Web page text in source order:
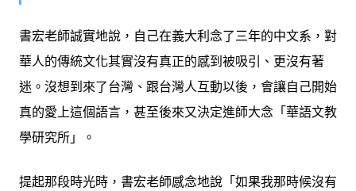
書宏老師誠實地說，自己在義大利念了三年的中文系，對
華人的傳統文化其實沒有真正的感到被吸引、更沒有著
迷。沒想到來了台灣、跟台灣人互動以後，會讓自己開始
真的愛上這個語言，甚至後來又決定進師大念「華語文教
學研究所」。
提起那段時光時，書宏老師感念地說 「如果我那時候沒有